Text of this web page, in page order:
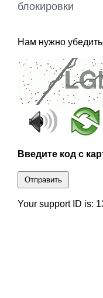
блокировки
Нам нужно
Введите код с
Отправить
Your support ID is: